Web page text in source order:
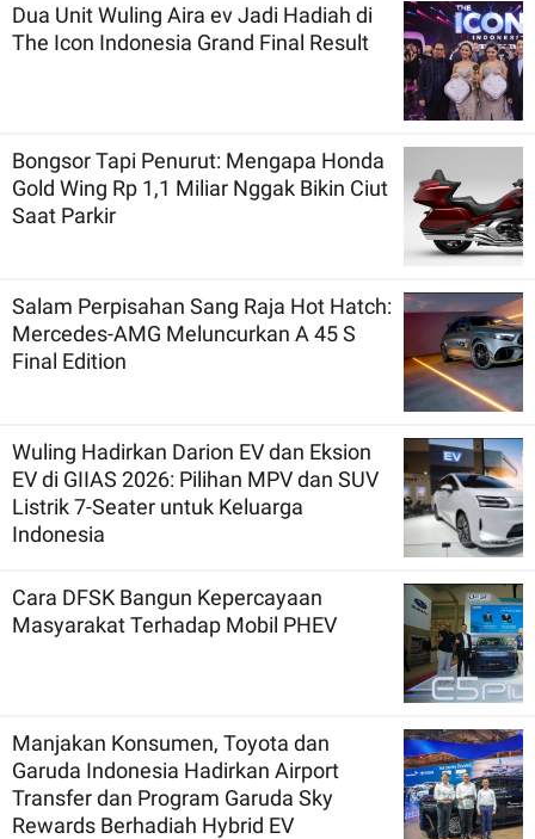
Dua Unit Wuling Aira ev Jadi Hadiah di
The Icon Indonesia Grand Final Result
Bongsor Tapi Penurut: Mengapa Honda
Gold Wing Rp 1,1 Miliar Nggak Bikin Ciut
Saat Parkir
Salam Perpisahan Sang Raja Hot Hatch:
Mercedes-AMG Meluncurkan A 45 S
Final Edition
Wuling Hadirkan Darion EV dan Eksion
EV di GIIAS 2026: Pilihan MPV dan SUV
Listrik 7-Seater untuk Keluarga
Indonesia
Cara DFSK Bangun Kepercayaan
Masyarakat Terhadap Mobil PHEV
Manjakan Konsumen, Toyota dan
Garuda Indonesia Hadirkan Airport
Transfer dan Program Garuda Sky
Rewards Berhadiah Hybrid EV